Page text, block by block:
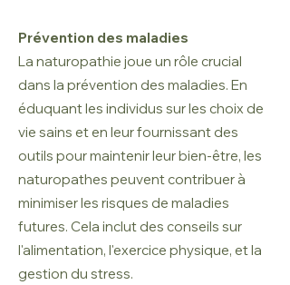
Prévention des maladies
La naturopathie joue un rôle crucial
dans la prévention des maladies. En
éduquant les individus sur les choix de
vie sains et en leur fournissant des
outils pour maintenir leur bien-être, les
naturopathes peuvent contribuer à
minimiser les risques de maladies
futures. Cela inclut des conseils sur
l'alimentation, l'exercice physique, et la
gestion du stress.